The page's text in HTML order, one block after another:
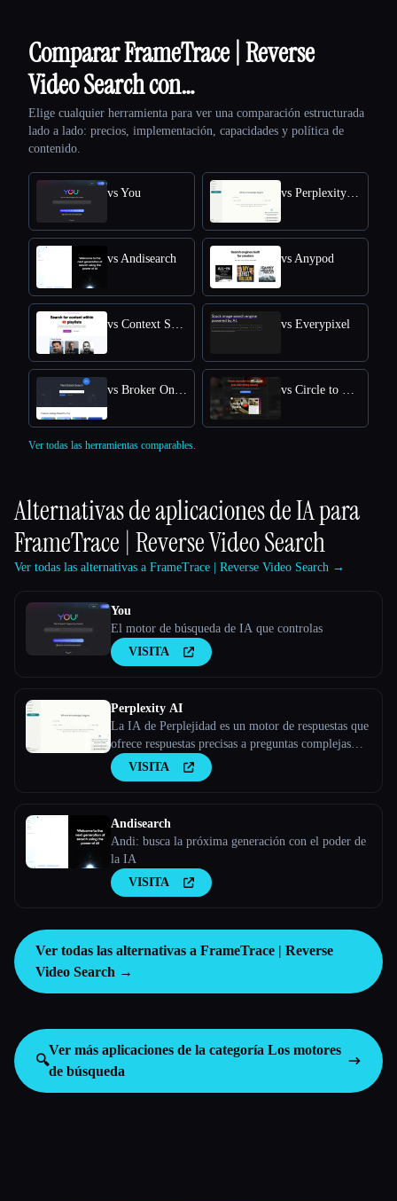
Comparar FrameTrace | Reverse
Video Search con…
Elige cualquier herramienta para ver una comparación estructurada
lado a lado: precios, implementación, capacidades y política de
contenido.
vs You
vs Andisearch vs Anypod
vs Everypixel
Ver todas las herramientas comparables.
Alternativas de aplicaciones de IA para
FrameTrace | Reverse Video Search
Ver todas las alternativas a FrameTrace | Reverse Video Search →
You
El motor de búsqueda de IA que controlas
VISITA
Perplexity AI
La IA de Perplejidad es un motor de respuestas que
ofrece respuestas precisas a preguntas complejas
mediante modelos lingüísticos grandes.
VISITA
Andisearch
Andi: busca la próxima generación con el poder de
la IA
VISITA
Ver todas las alternativas a FrameTrace | Reverse
Video Search →
🔍
Ver más aplicaciones de la categoría Los motores
de búsqueda